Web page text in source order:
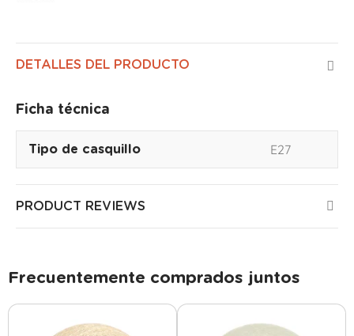
DETALLES DEL PRODUCTO
Ficha técnica
Tipo de casquillo E27
PRODUCT REVIEWS
Frecuentemente comprados juntos